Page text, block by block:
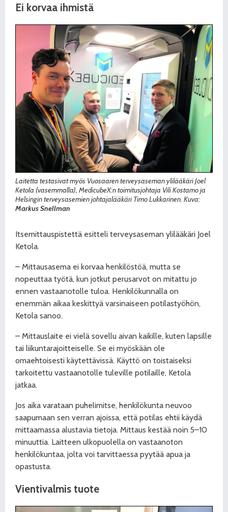
Ei korvaa ihmistä
Laitetta testasivat myös Vuosaaren terveysaseman ylilääkäri Joel
Ketola (vasemmalla), MedicubeX:n toimitusjohtaja Vili Kostamo ja
Helsingin terveysasemien johtajalääkäri Timo Lukkarinen. Kuva:
Markus Snellman
Itsemittauspistettä esitteli terveysaseman ylilääkäri Joel
Ketola.
– Mittausasema ei korvaa henkilöstöä, mutta se
nopeuttaa työtä, kun jotkut perusarvot on mitattu jo
ennen vastaanotolle tuloa. Henkilökunnalla on
enemmän aikaa keskittyä varsinaiseen potilastyöhön,
Ketola sanoo.
– Mittauslaite ei vielä sovellu aivan kaikille, kuten lapsille
tai liikuntarajoitteiselle. Se ei myöskään ole
omaehtoisesti käytettävissä. Käyttö on toistaiseksi
tarkoitettu vastaanotolle tuleville potilaille, Ketola
jatkaa.
Jos aika varataan puhelimitse, henkilökunta neuvoo
saapumaan sen verran ajoissa, että potilas ehtii käydä
mittaamassa alustavia tietoja. Mittaus kestää noin 5–10
minuuttia. Laitteen ulkopuolella on vastaanoton
henkilökuntaa, jolta voi tarvittaessa pyytää apua ja
opastusta.
Vientivalmis tuote